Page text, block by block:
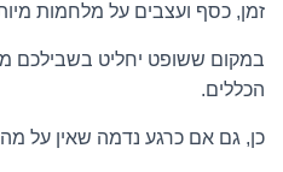
זמן, כסף ועצבים על מלחמות
במקום ששופט יחליט בשבילכם
הכללים.
כן, גם אם כרגע נדמה שאין על